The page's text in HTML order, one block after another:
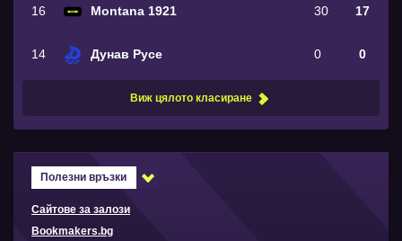
16 Montana 1921 30 17
14 Дунав Русе 0 0
Виж цялото класиране
Полезни връзки
Сайтове за залози
Bookmakers.bg